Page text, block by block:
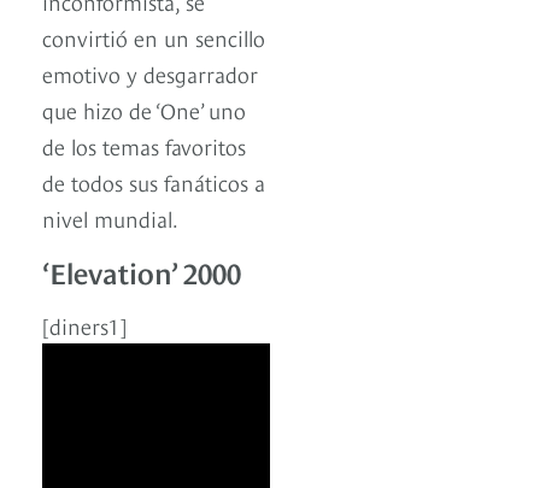
convirtió en un sencillo
emotivo y desgarrador
que hizo de ‘One’ uno
de los temas favoritos
de todos sus fanáticos a
nivel mundial.
‘Elevation’ 2000
[diners1]